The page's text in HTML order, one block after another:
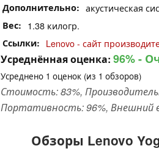
Дополнительно акустическая
Вес 1.38 килогр.
Ссылки Lenovo - сайт
Усреднённая оценка: 96%-
Усреднено 1 оценок (из 1 обзоров)
Стоимость: 83%,
Портативность: 96%, Внешний
Обзоры Lenovo